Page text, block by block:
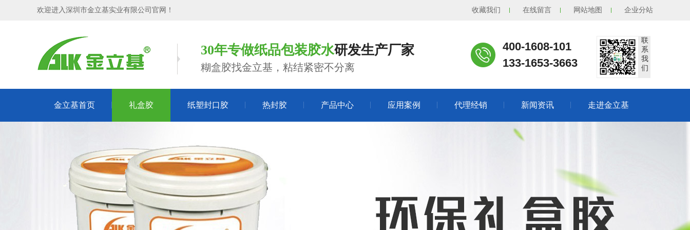
收藏我们 在线留言 网站地图 企业分站
欢迎进入深圳市金立基实业有限公司官网！
30年专做纸品包装胶水研发生产厂家
糊盒胶找金立基，粘结紧密不分离
联
系
我
们
400-1608-101
133-1653-3663
金立基首页 礼盒胶 纸塑封口胶 热封胶 产品中心 应用案例 代理经销 新闻资讯 走进金立基